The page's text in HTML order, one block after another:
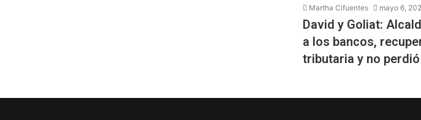
Martha Cifuentes mayo 6,
David y Goliat:
a los bancos,
tributaria y no